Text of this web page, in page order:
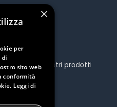
su tutti i nostri prodotti
×
per
di
sito web
conformità
Leggi di